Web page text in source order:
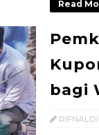
Read
bagi
RIFNALDI